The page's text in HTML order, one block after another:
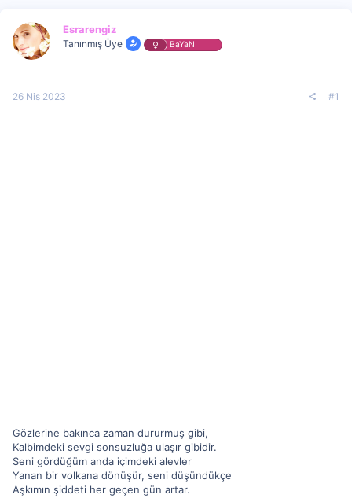
b
a
ş
a
g
ç
Esrarengiz
Tanınmış Üye BaYaN
26 Nis 2023 #1
Gözlerine bakınca zaman dururmuş gibi,
Kalbimdeki sevgi sonsuzluğa ulaşır gibidir.
Seni gördüğüm anda içimdeki alevler
Yanan bir volkana dönüşür, seni düşündükçe
Aşkımın şiddeti her geçen gün artar.